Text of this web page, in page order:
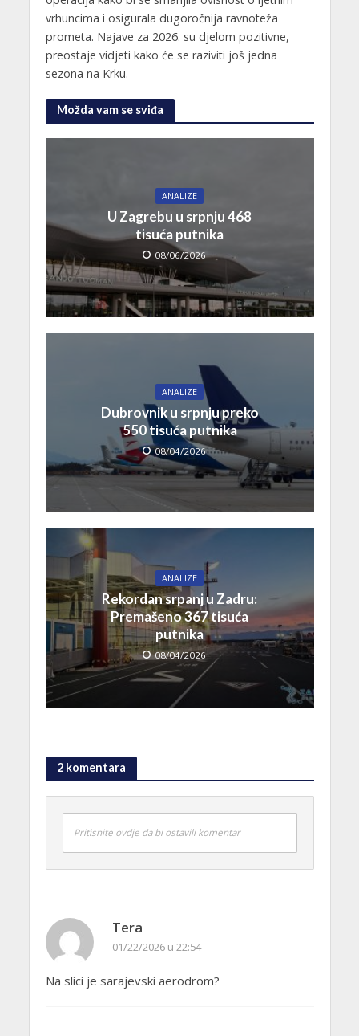
vrhuncima i osigurala dugoročnija ravnoteža
prometa. Najave za 2026. su djelom pozitivne,
preostaje vidjeti kako će se raziviti još jedna
sezona na Krku.
Možda vam se sviđa
ANALIZE
U Zagrebu u srpnju 468
tisuća putnika
08/06/2026
ANALIZE
Dubrovnik u srpnju preko
550 tisuća putnika
08/04/2026
ANALIZE
Rekordan srpanj u Zadru:
Premašeno 367 tisuća
putnika
08/04/2026
2 komentara
Pritisnite ovdje da bi ostavili komentar
Tera
01/22/2026 u 22:54
Na slici je sarajevski aerodrom?